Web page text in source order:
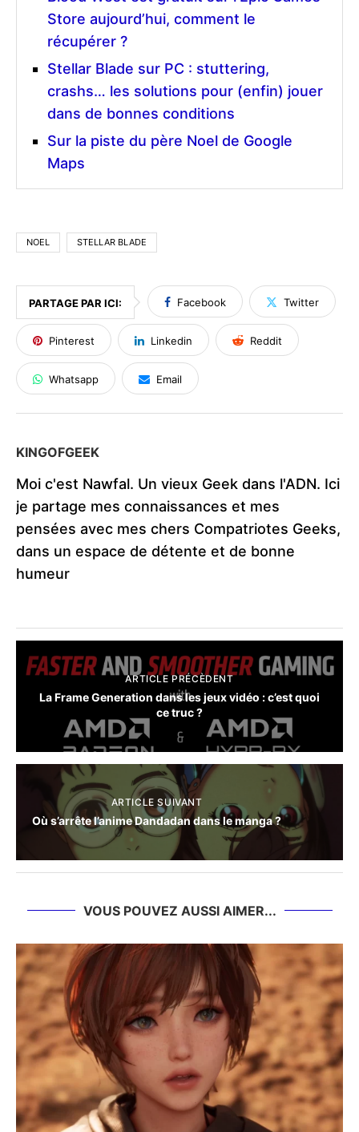
Store aujourd’hui, comment le
récupérer ?
Stellar Blade sur PC : stuttering,
crashs… les solutions pour (enfin) jouer
dans de bonnes conditions
Sur la piste du père Noel de Google
Maps
NOEL STELLAR BLADE
PARTAGE PAR ICI: Facebook Twitter
Pinterest Linkedin Reddit
Whatsapp Email
KINGOFGEEK
Moi c'est Nawfal. Un vieux Geek dans l'ADN. Ici
je partage mes connaissances et mes
pensées avec mes chers Compatriotes Geeks,
dans un espace de détente et de bonne
humeur
ARTICLE PRÉCÈDENT
La Frame Generation dans les jeux vidéo : c’est quoi
ce truc ?
ARTICLE SUIVANT
Où s’arrête l’anime Dandadan dans le manga ?
VOUS POUVEZ AUSSI AIMER...